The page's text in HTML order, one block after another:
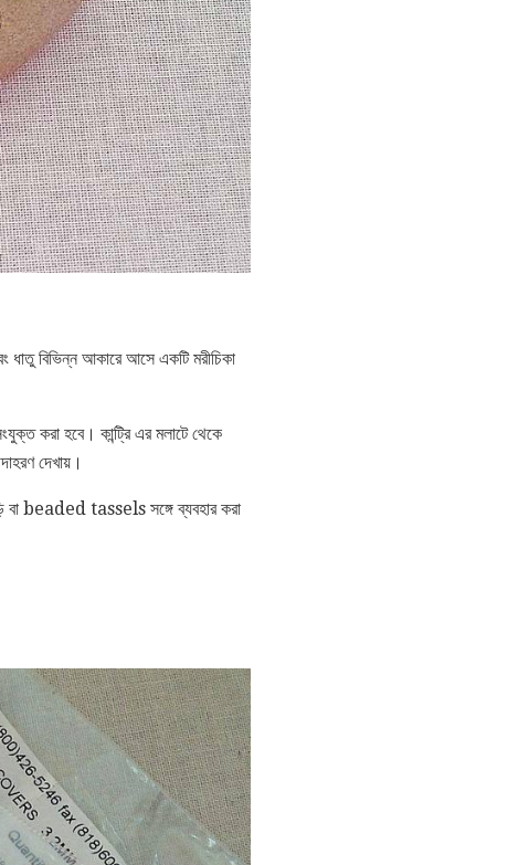
ধাতু বিভিন্ন আকারে আসে একটি মরীচিকা
করা হবে। কান্ট্রি এর মলাটে থেকে
দেখায়।
বা beaded tassels সঙ্গে ব্যবহার করা